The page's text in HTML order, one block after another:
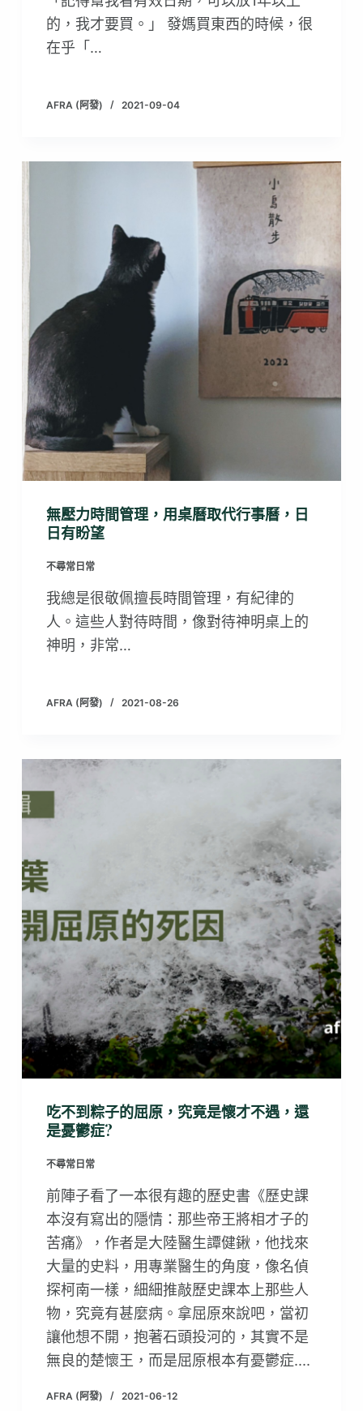
的，我才要買。」 發媽買東西的時候，很
在乎「…
AFRA (阿發) 2021-09-04
無壓力時間管理，用桌曆取代行事曆，日
日有盼望
不尋常日常
我總是很敬佩擅長時間管理，有紀律的
人。這些人對待時間，像對待神明桌上的
神明，非常…
AFRA (阿發) 2021-08-26
吃不到粽子的屈原，究竟是懷才不遇，還
是憂鬱症?
不尋常日常
前陣子看了一本很有趣的歷史書《歷史課
本沒有寫出的隱情：那些帝王將相才子的
苦痛》，作者是大陸醫生譚健鍬，他找來
大量的史料，用專業醫生的角度，像名偵
探柯南一樣，細細推敲歷史課本上那些人
物，究竟有甚麼病。拿屈原來說吧，當初
讓他想不開，抱著石頭投河的，其實不是
無良的楚懷王，而是屈原根本有憂鬱症....
AFRA (阿發) 2021-06-12